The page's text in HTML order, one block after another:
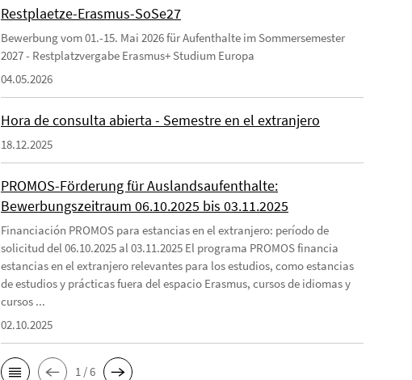
Restplaetze-Erasmus-SoSe27
Bewerbung vom 01.-15. Mai 2026 für Aufenthalte im Sommersemester
2027 - Restplatzvergabe Erasmus+ Studium Europa
04.05.2026
Hora de consulta abierta - Semestre en el extranjero
18.12.2025
PROMOS-Förderung für Auslandsaufenthalte:
Bewerbungszeitraum 06.10.2025 bis 03.11.2025
Financiación PROMOS para estancias en el extranjero: período de
solicitud del 06.10.2025 al 03.11.2025 El programa PROMOS financia
estancias en el extranjero relevantes para los estudios, como estancias
de estudios y prácticas fuera del espacio Erasmus, cursos de idiomas y
cursos ...
02.10.2025
1 / 6